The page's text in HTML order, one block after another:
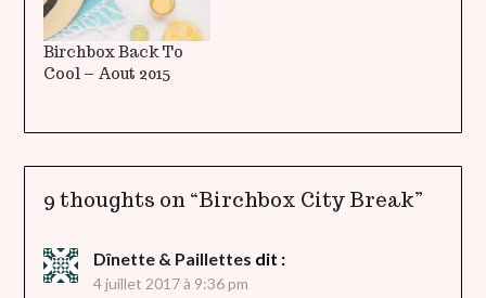
Birchbox Back To
Cool – Aout 2015
9 thoughts on “Birchbox City Break”
Dînette & Paillettes dit :
4 juillet 2017 à 9:36 pm